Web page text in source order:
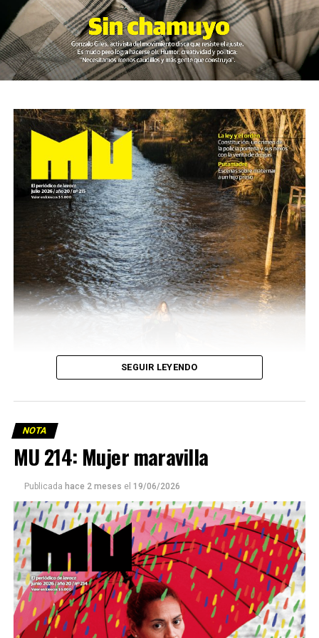
Este número 215 de MU ☝️viene con doble tapa, que
podría ser una frase:
Sin chamuyo, a remarla.
SEGUIR LEYENDO
NOTA
MU 214: Mujer maravilla
Publicada hace 2 meses el 19/06/2026